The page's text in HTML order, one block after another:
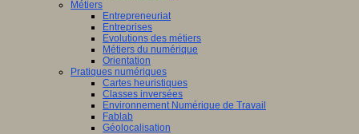
Métiers
Entrepreneuriat
Entreprises
Evolutions des métiers
Métiers du numérique
Orientation
Pratiques numériques
Cartes heuristiques
Classes inversées
Environnement Numérique de Travail
Fablab
Géolocalisation